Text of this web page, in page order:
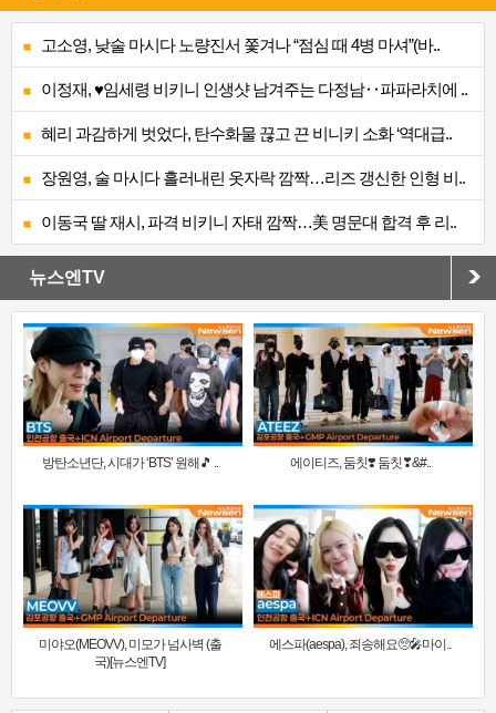
고소영, 낮술 마시다 노량진서 쫓겨나 “점심 때 4병 마셔”(바..
이정재, ♥임세령 비키니 인생샷 남겨주는 다정남‥파파라치에 ..
혜리 과감하게 벗었다, 탄수화물 끊고 끈 비니키 소화 ‘역대급..
장원영, 술 마시다 흘러내린 옷자락 깜짝…리즈 갱신한 인형 비..
이동국 딸 재시, 파격 비키니 자태 깜짝…美 명문대 합격 후 리..
뉴스엔TV
방탄소년단, 시대가 ‘BTS’ 원해🎵 .. 에이티즈, 둠칫❣️ 둠칫❣&#..
미야오(MEOVV), 미모가 넘사벽 (출
국)[뉴스엔TV]
에스파(aespa), 죄송해요🥺🎤마이..